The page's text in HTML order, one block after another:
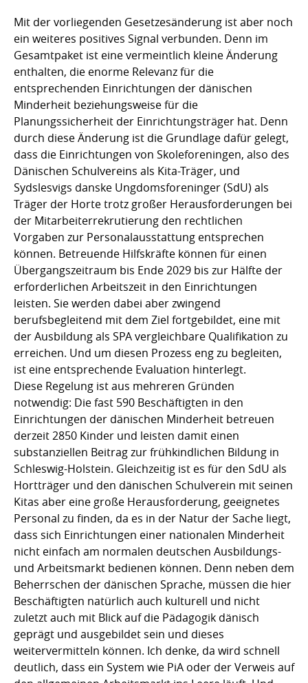
Mit der vorliegenden Gesetzesänderung ist aber noch
ein weiteres positives Signal verbunden. Denn im
Gesamtpaket ist eine vermeintlich kleine Änderung
enthalten, die enorme Relevanz für die
entsprechenden Einrichtungen der dänischen
Minderheit beziehungsweise für die
Planungssicherheit der Einrichtungsträger hat. Denn
durch diese Änderung ist die Grundlage dafür gelegt,
dass die Einrichtungen von Skoleforeningen, also des
Dänischen Schulvereins als Kita-Träger, und
Sydslesvigs danske Ungdomsforeninger (SdU) als
Träger der Horte trotz großer Herausforderungen bei
der Mitarbeiterrekrutierung den rechtlichen
Vorgaben zur Personalausstattung entsprechen
können. Betreuende Hilfskräfte können für einen
Übergangszeitraum bis Ende 2029 bis zur Hälfte der
erforderlichen Arbeitszeit in den Einrichtungen
leisten. Sie werden dabei aber zwingend
berufsbegleitend mit dem Ziel fortgebildet, eine mit
der Ausbildung als SPA vergleichbare Qualifikation zu
erreichen. Und um diesen Prozess eng zu begleiten,
ist eine entsprechende Evaluation hinterlegt.
Diese Regelung ist aus mehreren Gründen
notwendig: Die fast 590 Beschäftigten in den
Einrichtungen der dänischen Minderheit betreuen
derzeit 2850 Kinder und leisten damit einen
substanziellen Beitrag zur frühkindlichen Bildung in
Schleswig-Holstein. Gleichzeitig ist es für den SdU als
Hortträger und den dänischen Schulverein mit seinen
Kitas aber eine große Herausforderung, geeignetes
Personal zu finden, da es in der Natur der Sache liegt,
dass sich Einrichtungen einer nationalen Minderheit
nicht einfach am normalen deutschen Ausbildungs-
und Arbeitsmarkt bedienen können. Denn neben dem
Beherrschen der dänischen Sprache, müssen die hier
Beschäftigten natürlich auch kulturell und nicht
zuletzt auch mit Blick auf die Pädagogik dänisch
geprägt und ausgebildet sein und dieses
weitervermitteln können. Ich denke, da wird schnell
deutlich, dass ein System wie PiA oder der Verweis auf